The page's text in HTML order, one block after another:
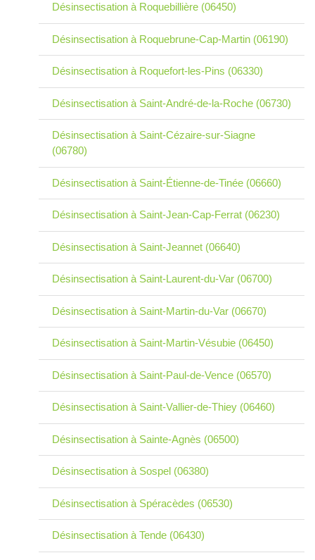
Désinsectisation à Roquebillière (06450)
Désinsectisation à Roquebrune-Cap-Martin (06190)
Désinsectisation à Roquefort-les-Pins (06330)
Désinsectisation à Saint-André-de-la-Roche (06730)
Désinsectisation à Saint-Cézaire-sur-Siagne
(06780)
Désinsectisation à Saint-Étienne-de-Tinée (06660)
Désinsectisation à Saint-Jean-Cap-Ferrat (06230)
Désinsectisation à Saint-Jeannet (06640)
Désinsectisation à Saint-Laurent-du-Var (06700)
Désinsectisation à Saint-Martin-du-Var (06670)
Désinsectisation à Saint-Martin-Vésubie (06450)
Désinsectisation à Saint-Paul-de-Vence (06570)
Désinsectisation à Saint-Vallier-de-Thiey (06460)
Désinsectisation à Sainte-Agnès (06500)
Désinsectisation à Sospel (06380)
Désinsectisation à Spéracèdes (06530)
Désinsectisation à Tende (06430)